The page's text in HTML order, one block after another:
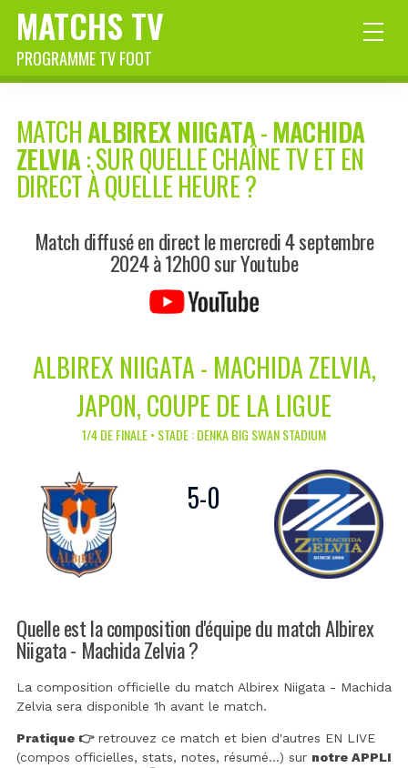
MATCHS TV
PROGRAMME TV FOOT
MATCHALBIREX NIIGATA-MACHIDA
ZELVIA: SUR QUELLE CHAÎNE TV ET EN
DIRECT À QUELLE HEURE ?
Match diffusé en direct le mercredi 4 septembre
2024 à 12h00 sur Youtube
ALBIREX NIIGATA - MACHIDA ZELVIA,
JAPON, COUPE DE LA LIGUE
1/4 DE FINALE • STADE : DENKA BIG SWAN STADIUM
5-0
Quelle est la composition d'équipe du match Albirex
Niigata - Machida Zelvia ?
La composition officielle du match Albirex Niigata - Machida
Zelvia sera disponible 1h avant le match.
Pratique 👉retrouvez ce match et bien d'autres EN LIVE
(compos officielles, stats, notes, résumé...) sur notre APPLI